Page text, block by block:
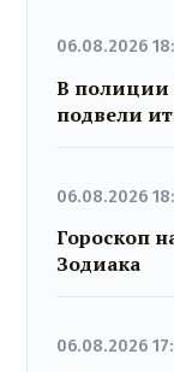
06.08.2026
В полиции
подвели
06.08.2026
Гороскоп
Зодиака
06.08.2026